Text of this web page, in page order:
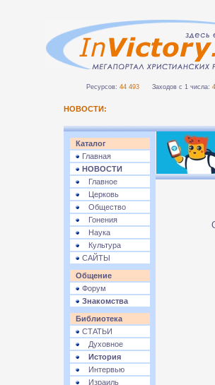
Ресурсов: 44 493 Заходов с 1 числа:
НОВОСТИ:
Каталог
Главная
НОВОСТИ
Главное
Церковь
Общество
Гонения
Наука
Культура
САЙТЫ
Общение
Форум
Знакомства
Библиотека
СТАТЬИ
Духовное
История
Интервью
Израиль